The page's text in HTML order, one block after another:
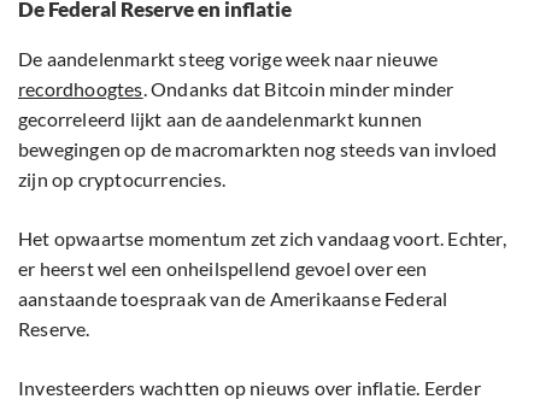
De Federal Reserve en inflatie
De aandelenmarkt steeg vorige week naar nieuwe
recordhoogtes. Ondanks dat Bitcoin minder minder
gecorreleerd lijkt aan de aandelenmarkt kunnen
bewegingen op de macromarkten nog steeds van invloed
zijn op cryptocurrencies.
Het opwaartse momentum zet zich vandaag voort. Echter,
er heerst wel een onheilspellend gevoel over een
aanstaande toespraak van de Amerikaanse Federal
Reserve.
Investeerders wachtten op nieuws over inflatie. Eerder